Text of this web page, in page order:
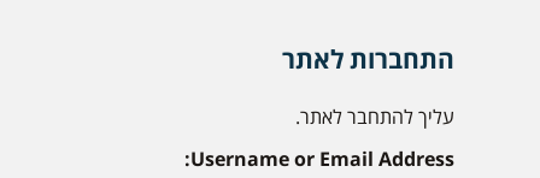
התחברות לאתר
עליך להתחבר לאתר.
Username or Email Address: